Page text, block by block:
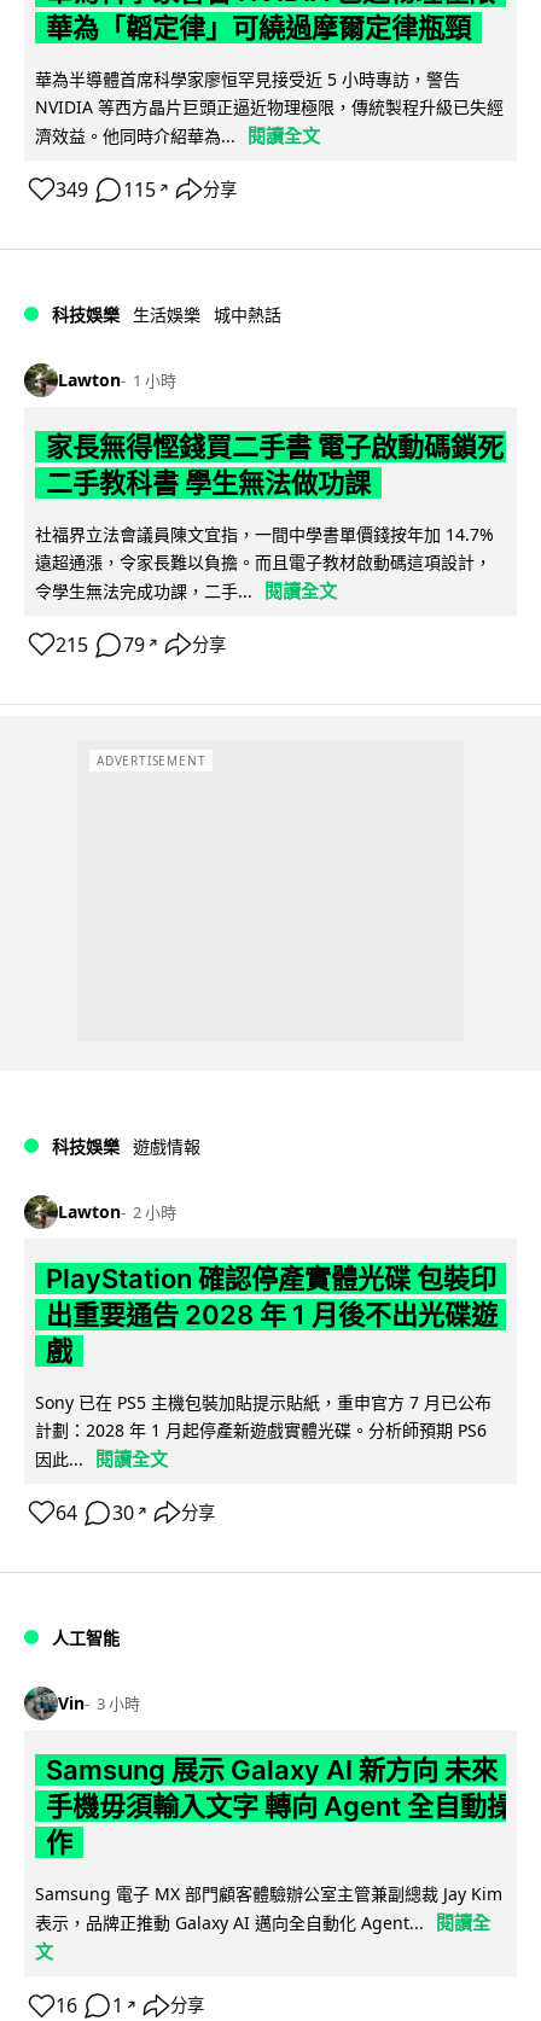
華為「韜定律」可繞過摩爾定律瓶頸
華為半導體首席科學家廖恒罕見接受近 5 小時專訪，警告
NVIDIA 等西方晶片巨頭正逼近物理極限，傳統製程升級已失經
濟效益。他同時介紹華為...
閱讀全文
349 115 ↗ 分享
科技娛樂 生活娛樂 城中熱話
Lawton 1 小時
家長無得慳錢買二手書 電子啟動碼鎖死
二手教科書 學生無法做功課
社福界立法會議員陳文宜指，一間中學書單價錢按年加 14.7%
遠超通漲，令家長難以負擔。而且電子教材啟動碼這項設計，
令學生無法完成功課，二手...
閱讀全文
215 79 ↗ 分享
ADVERTISEMENT
科技娛樂 遊戲情報
Lawton 2 小時
PlayStation 確認停產實體光碟 包裝印
出重要通告 2028 年 1 月後不出光碟遊
戲
Sony 已在 PS5 主機包裝加貼提示貼紙，重申官方 7 月已公布
計劃：2028 年 1 月起停產新遊戲實體光碟。分析師預期 PS6
因此...
閱讀全文
64 30 ↗ 分享
人工智能
Vin 3 小時
Samsung 展示 Galaxy AI 新方向 未來
手機毋須輸入文字 轉向 Agent 全自動操
作
Samsung 電子 MX 部門顧客體驗辦公室主管兼副總裁 Jay Kim
表示，品牌正推動 Galaxy AI 邁向全自動化 Agent...
閱讀全
文
16 1 ↗ 分享